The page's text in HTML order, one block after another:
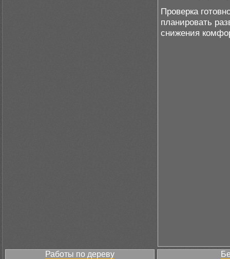
Проверка
планировать
снижения
Работы по дереву